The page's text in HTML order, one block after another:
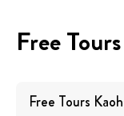
Free
Free Tours